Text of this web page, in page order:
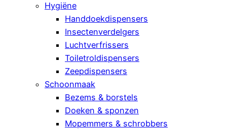
Hygiëne
Handdoekdispensers
Insectenverdelgers
Luchtverfrissers
Toiletroldispensers
Zeepdispensers
Schoonmaak
Bezems & borstels
Doeken & sponzen
Mopemmers & schrobbers